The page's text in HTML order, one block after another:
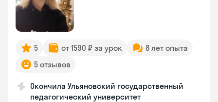
5 от 1590 ₽ за урок
8 лет опыта
5 отзывов
Окончила Ульяновский государственный
педагогический университет